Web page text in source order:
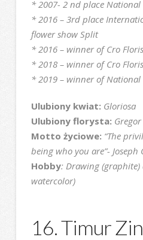
* 2007- 2 nd place
* 2016 – 3rd place
flower show Split
* 2016 – winner of Cro
* 2018 – winner of Cro
* 2019 – winner of
Ulubiony kwiat: Gloriosa
Ulubiony florysta:
Motto życiowe: “The
being who you are”- Joseph
Hobby: Drawing
watercolor)
16. Timur